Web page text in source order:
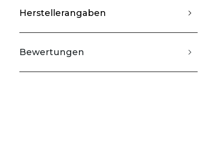
Herstellerangaben
Bewertungen